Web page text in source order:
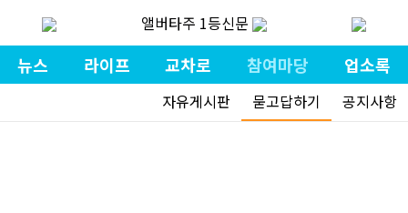
앨버타주 1등신문
뉴스 라이프 교차로 참여마당 업소록
자유게시판 묻고답하기 공지사항